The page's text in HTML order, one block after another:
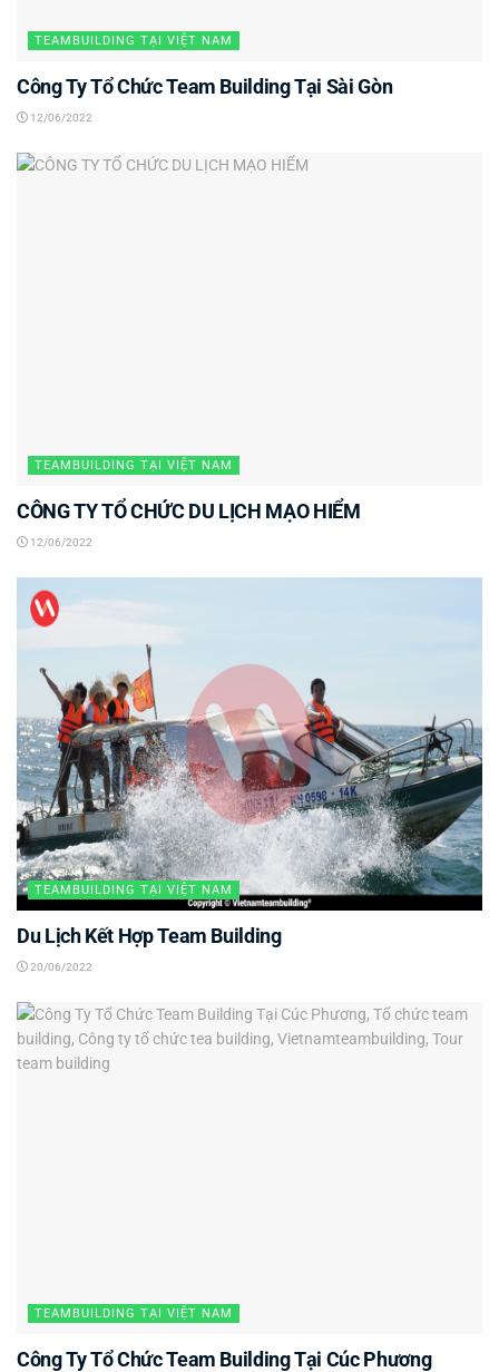
TEAMBUILDING TẠI VIỆT NAM
Công Ty Tổ Chức Team Building Tại Sài Gòn
12/06/2022
TEAMBUILDING TẠI VIỆT NAM
CÔNG TY TỔ CHỨC DU LỊCH MẠO HIỂM
12/06/2022
TEAMBUILDING TẠI VIỆT NAM
Du Lịch Kết Hợp Team Building
20/06/2022
TEAMBUILDING TẠI VIỆT NAM
Công Ty Tổ Chức Team Building Tại Cúc Phương